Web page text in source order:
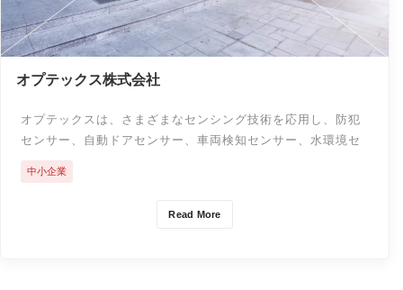
オプテックス株式会社
オプテックスは、さまざまなセンシング技術を応用し、防犯
センサー、自動ドアセンサー、車両検知センサー、水環境セ
Read More
中⼩企業